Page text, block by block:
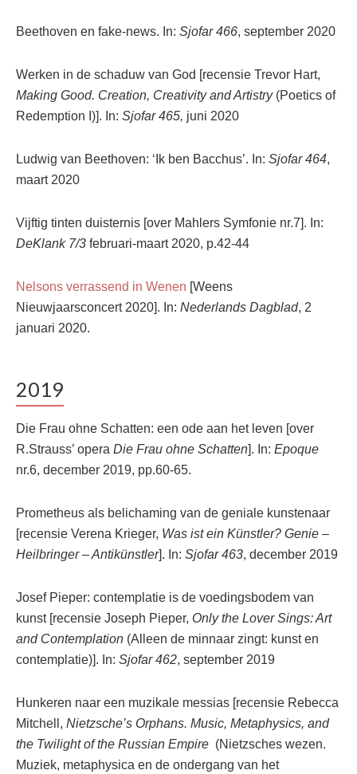
Beethoven en fake-news. In: Sjofar 466, september 2020
Werken in de schaduw van God [recensie Trevor Hart,
Making Good. Creation, Creativity and Artistry (Poetics of
Redemption I)]. In: Sjofar 465, juni 2020
Ludwig van Beethoven: ‘Ik ben Bacchus’. In: Sjofar 464,
maart 2020
Vijftig tinten duisternis [over Mahlers Symfonie nr.7]. In:
DeKlank 7/3 februari-maart 2020, p.42-44
Nelsons verrassend in Wenen [Weens
Nieuwjaarsconcert 2020]. In: Nederlands Dagblad, 2
januari 2020.
2019
Die Frau ohne Schatten: een ode aan het leven [over
R.Strauss’ opera Die Frau ohne Schatten]. In: Epoque
nr.6, december 2019, pp.60-65.
Prometheus als belichaming van de geniale kunstenaar
[recensie Verena Krieger, Was ist ein Künstler? Genie –
Heilbringer – Antikünstler]. In: Sjofar 463, december 2019
Josef Pieper: contemplatie is de voedingsbodem van
kunst [recensie Joseph Pieper, Only the Lover Sings: Art
and Contemplation (Alleen de minnaar zingt: kunst en
contemplatie)]. In: Sjofar 462, september 2019
Hunkeren naar een muzikale messias [recensie Rebecca
Mitchell, Nietzsche’s Orphans. Music, Metaphysics, and
the Twilight of the Russian Empire (Nietzsches wezen.
Muziek, metaphysica en de ondergang van het